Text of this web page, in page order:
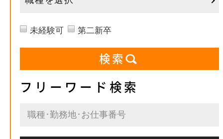
未経験可 第二新卒
フリーワード検索